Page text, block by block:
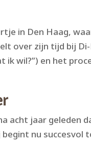
in Den Haag,
over zijn tijd bij Di-
wil?”) en het
acht jaar geleden
begint nu succesvol